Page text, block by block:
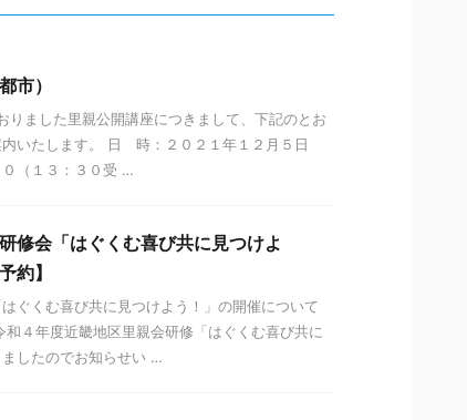
市）
ました里親公開講座につきまして、下記のとお
いたします。 日 時：２０２１年１２月５日
（１３：３０受 …
修会「はぐくむ喜び共に見つけよ
約】
ぐくむ喜び共に見つけよう！」の開催について
４年度近畿地区里親会研修「はぐくむ喜び共に
したのでお知らせい …